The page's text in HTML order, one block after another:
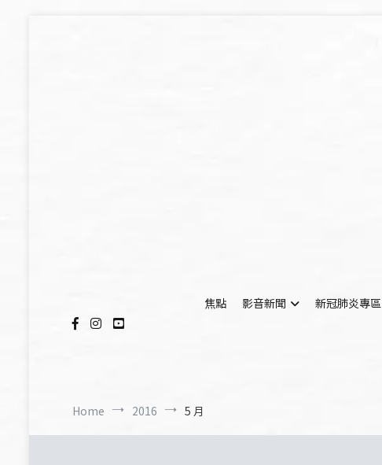
焦點
影音新聞 新冠肺炎專區
Home 2016 5 月